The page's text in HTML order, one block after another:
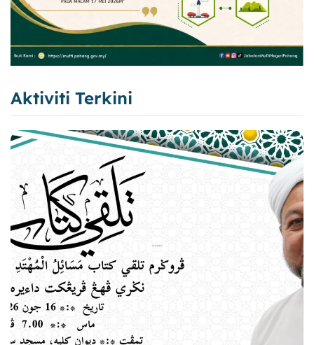
Aktiviti Terkini